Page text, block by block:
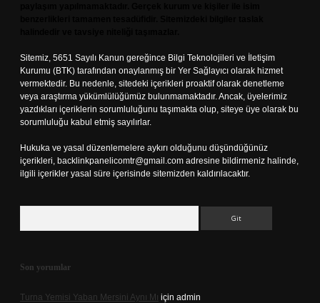
Sitemiz, 5651 Sayılı Kanun gereğince Bilgi Teknolojileri ve İletişim
Kurumu (BTK) tarafından onaylanmış bir Yer Sağlayıcı olarak hizmet
vermektedir. Bu nedenle, sitedeki içerikleri proaktif olarak denetleme
veya araştırma yükümlülüğümüz bulunmamaktadır. Ancak, üyelerimiz
yazdıkları içeriklerin sorumluluğunu taşımakta olup, siteye üye olarak bu
sorumluluğu kabul etmiş sayılırlar.
Hukuka ve yasal düzenlemelere aykırı olduğunu düşündüğünüz
içerikleri, backlinkpanelicomtr@gmail.com adresine bildirmeniz halinde,
ilgili içerikler yasal süre içerisinde sitemizden kaldırılacaktır.
Son yorumlar
Turna Yemisi Yaban Mersini Aynı Mı için admin